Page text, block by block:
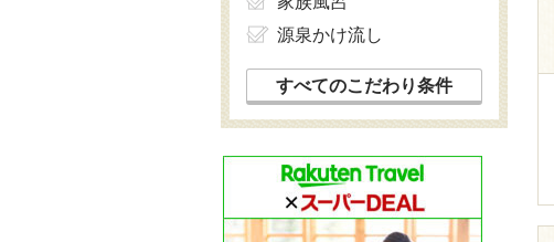
源泉かけ流し
すべてのこだわり条件